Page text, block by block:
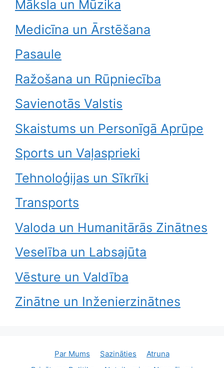
Māksla un Mūzika
Medicīna un Ārstēšana
Pasaule
Ražošana un Rūpniecība
Savienotās Valstis
Skaistums un Personīgā Aprūpe
Sports un Vaļasprieki
Tehnoloģijas un Sīkrīki
Transports
Valoda un Humanitārās Zinātnes
Veselība un Labsajūta
Vēsture un Valdība
Zinātne un Inženierzinātnes
Par Mums Sazināties
Atruna